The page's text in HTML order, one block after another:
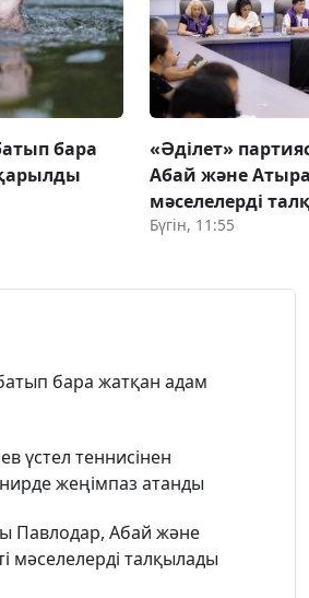
бара
«Әділет»
Абай және
мәселелерді
Бүгін, 11:55
бара жатқан адам
үстел теннисінен
жеңімпаз атанды
Павлодар, Абай және
мәселелерді талқылады